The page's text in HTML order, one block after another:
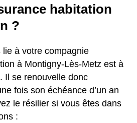
habitation
?
à votre compagnie
à Montigny-Lès-Metz est à
Il se renouvelle donc
fois son échéance d’un an
le résilier si vous êtes dans
: